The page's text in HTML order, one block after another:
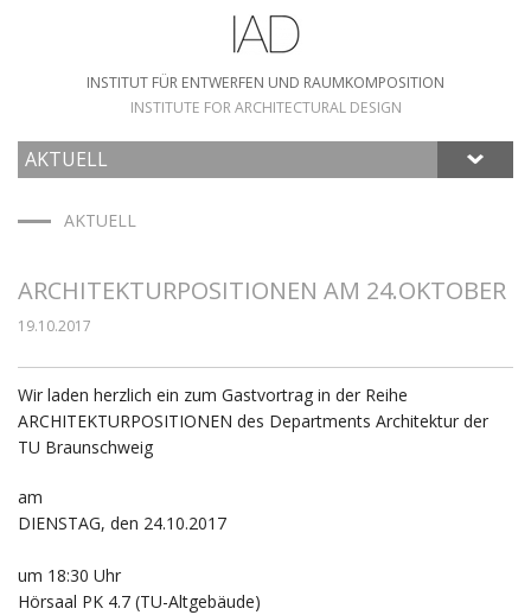
INSTITUT FÜR ENTWERFEN UND RAUMKOMPOSITION
INSTITUTE FOR ARCHITECTURAL DESIGN
AKTUELL
HOME
AKTUELL
ARCHITEKTURPOSITIONEN AM 24.OKTOBER
19.10.2017
Wir laden herzlich ein zum Gastvortrag in der Reihe
ARCHITEKTURPOSITIONEN des Departments Architektur der
TU Braunschweig
am
DIENSTAG, den 24.10.2017
um 18:30 Uhr
Hörsaal PK 4.7 (TU-Altgebäude)